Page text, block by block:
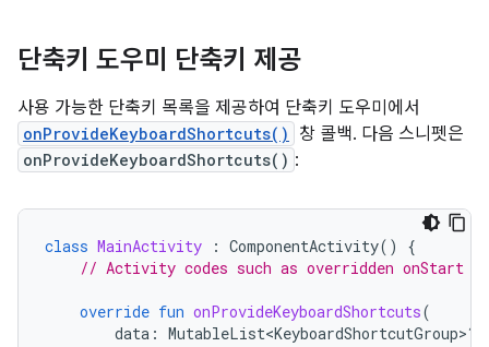
단축키 도우미 단축키 제공
사용 가능한 단축키 목록을 제공하여 단축키 도우미에서
onProvideKeyboardShortcuts() 창 콜백. 다음 스니펫은
onProvideKeyboardShortcuts() :
class MainActivity : ComponentActivity()
{
// Activity codes such as overridden onStart
override fun onProvideKeyboardShortcuts(
data : MutableList<KeyboardShortcutGroup>?,